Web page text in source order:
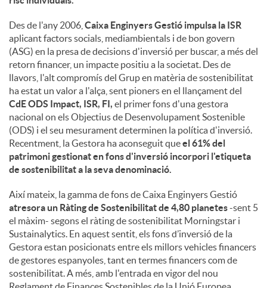
Des de l'any 2006, Caixa Enginyers Gestió impulsa la ISR
aplicant factors socials, mediambientals i de bon govern
(ASG) en la presa de decisions d'inversió per buscar, a més del
retorn financer, un impacte positiu a la societat. Des de
llavors, l'alt compromís del Grup en matèria de sostenibilitat
ha estat un valor a l'alça, sent pioners en el llançament del
CdE ODS Impact, ISR, FI, el primer fons d'una gestora
nacional on els Objectius de Desenvolupament Sostenible
(ODS) i el seu mesurament determinen la política d'inversió.
Recentment, la Gestora ha aconseguit queel 61% del
patrimoni gestionat en fons d'inversió incorpori l'etiqueta
de sostenibilitat a la seva denominació.
Així mateix, la gamma de fons de Caixa Enginyers Gestió
atresora un Ràting de Sostenibilitat de 4,80 planetes-sent 5
el màxim- segons el ràting de sostenibilitat Morningstar i
Sustainalytics. En aquest sentit, els fons d’inversió de la
Gestora estan posicionats entre els millors vehicles financers
de gestores espanyoles, tant en termes financers com de
sostenibilitat. A més, amb l'entrada en vigor del nou